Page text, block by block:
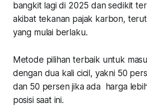
bangkit lagi di 2025 dan sedikit
akibat tekanan pajak karbon,
yang mulai berlaku.
Metode pilihan terbaik untuk
dengan dua kali cicil, yakni 50
dan 50 persen jika ada harga
posisi saat ini.